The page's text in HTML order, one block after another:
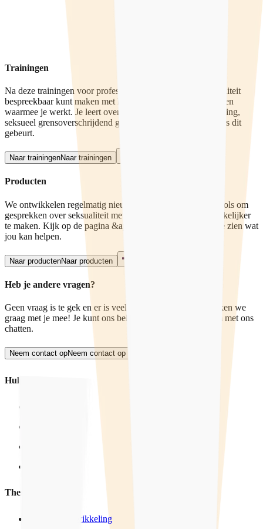
Trainingen
Na deze trainingen voor professionals weet je hoe je seksualiteit
bespreekbaar kunt maken met kinderen, jongeren en gezinnen
waarmee je werkt. Je leert over gezonde seksuele ontwikkeling,
seksueel grensoverschrijdend gedrag en wat je moet doen als dit
gebeurt.
Naar trainingenNaar trainingen
Producten
We ontwikkelen regelmatig nieuwe spelletjes en handige tools om
gesprekken over seksualiteit met kinderen en jongeren makkelijker
te maken. Kijk op de pagina &apos;Producten&apos; om te zien wat
jou kan helpen.
Naar productenNaar producten
Heb je andere vragen?
Geen vraag is te gek en er is veel mogelijk. Bij Qpido denken we
graag met je mee! Je kunt ons bellen of mailen, of anoniem met ons
chatten.
Neem contact opNeem contact op
Hulp
Thema's
Seksuele ontwikkeling